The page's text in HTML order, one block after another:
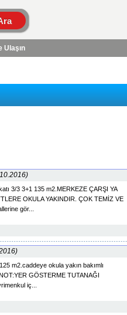
Ulaşın
3/3 3+1 135 m2.MERKEZE ÇARŞI YA
OKULA YAKINDIR. ÇOK TEMİZ VE
gör...
m2.caddeye okula yakın bakımlı
GÖSTERME TUTANAĞI
iç...